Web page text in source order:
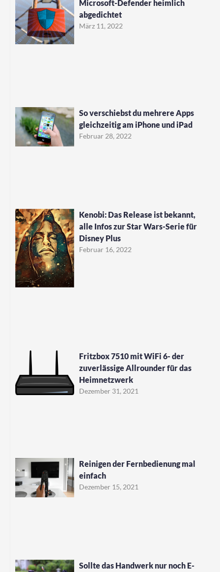
Microsoft-Defender heimlich
abgedichtet
März 11, 2022
So verschiebst du mehrere Apps
gleichzeitig am iPhone und iPad
Februar 28, 2022
Kenobi: Das Release ist bekannt,
alle Infos zur Star Wars-Serie für
Disney Plus
Februar 16, 2022
Fritzbox 7510 mit WiFi 6- der
zuverlässige Allrounder für das
Heimnetzwerk
Dezember 31, 2021
Reinigen der Fernbedienung mal
einfach
Dezember 15, 2021
Sollte das Handwerk nur noch E-